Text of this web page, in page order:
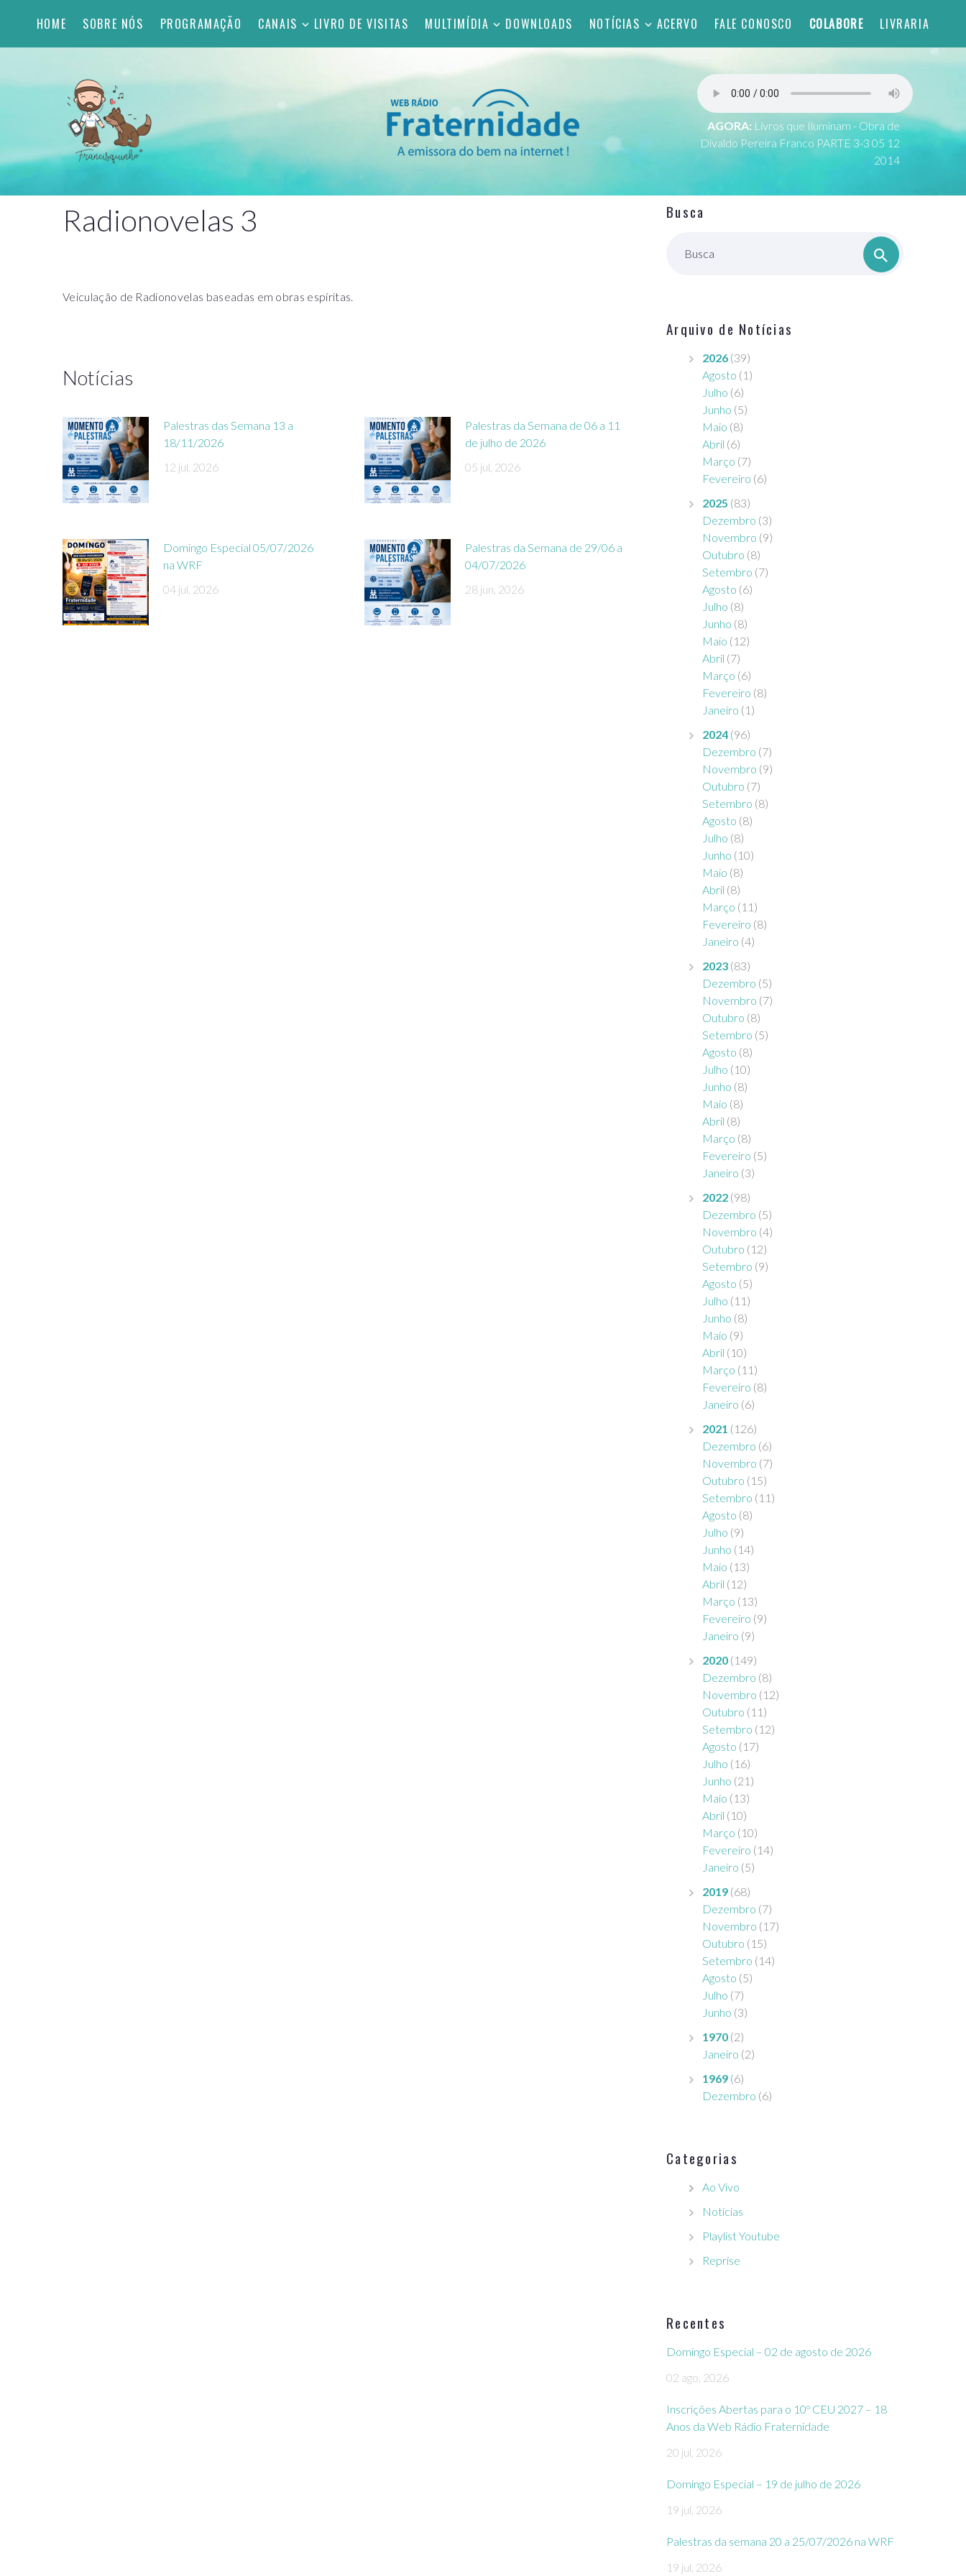
HOME SOBRE NÓS PROGRAMAÇÃO CANAIS LIVRO DE VISITAS MULTIMÍDIA DOWNLOADS NOTÍCIAS ACERVO FALE CONOSCO COLABORE LIVRARIA
AGORA: Livros que Iluminam - Obra de
Divaldo Pereira Franco PARTE 3-3 05 12
2014
Radionovelas 3
Veiculação de Radionovelas baseadas em obras espíritas.
Notícias
Palestras das Semana 13 a
18/11/2026
12 jul, 2026
Palestras da Semana de 06 a 11
de julho de 2026
05 jul, 2026
Domingo Especial 05/07/2026
na WRF
04 jul, 2026
Palestras da Semana de 29/06 a
04/07/2026
28 jun, 2026
Busca
Busca
Arquivo de Notícias
2026 (39)
Agosto (1)
Julho (6)
Junho (5)
Maio (8)
Abril (6)
Março (7)
Fevereiro (6)
2025 (83)
Dezembro (3)
Novembro (9)
Outubro (8)
Setembro (7)
Agosto (6)
Julho (8)
Junho (8)
Maio (12)
Abril (7)
Março (6)
Fevereiro (8)
Janeiro (1)
2024 (96)
Dezembro (7)
Novembro (9)
Outubro (7)
Setembro (8)
Agosto (8)
Julho (8)
Junho (10)
Maio (8)
Abril (8)
Março (11)
Fevereiro (8)
Janeiro (4)
2023 (83)
Dezembro (5)
Novembro (7)
Outubro (8)
Setembro (5)
Agosto (8)
Julho (10)
Junho (8)
Maio (8)
Abril (8)
Março (8)
Fevereiro (5)
Janeiro (3)
2022 (98)
Dezembro (5)
Novembro (4)
Outubro (12)
Setembro (9)
Agosto (5)
Julho (11)
Junho (8)
Maio (9)
Abril (10)
Março (11)
Fevereiro (8)
Janeiro (6)
2021 (126)
Dezembro (6)
Novembro (7)
Outubro (15)
Setembro (11)
Agosto (8)
Julho (9)
Junho (14)
Maio (13)
Abril (12)
Março (13)
Fevereiro (9)
Janeiro (9)
2020 (149)
Dezembro (8)
Novembro (12)
Outubro (11)
Setembro (12)
Agosto (17)
Julho (16)
Junho (21)
Maio (13)
Abril (10)
Março (10)
Fevereiro (14)
Janeiro (5)
2019 (68)
Dezembro (7)
Novembro (17)
Outubro (15)
Setembro (14)
Agosto (5)
Julho (7)
Junho (3)
1970 (2)
Janeiro (2)
1969 (6)
Dezembro (6)
Categorias
Ao Vivo
Notícias
Playlist Youtube
Reprise
Recentes
Domingo Especial – 02 de agosto de 2026
02 ago, 2026
Inscrições Abertas para o 10º CEU 2027 – 18
Anos da Web Rádio Fraternidade
20 jul, 2026
Domingo Especial – 19 de julho de 2026
19 jul, 2026
Palestras da semana 20 a 25/07/2026 na WRF
19 jul, 2026